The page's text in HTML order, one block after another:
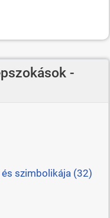
-
szimbolikája (32)